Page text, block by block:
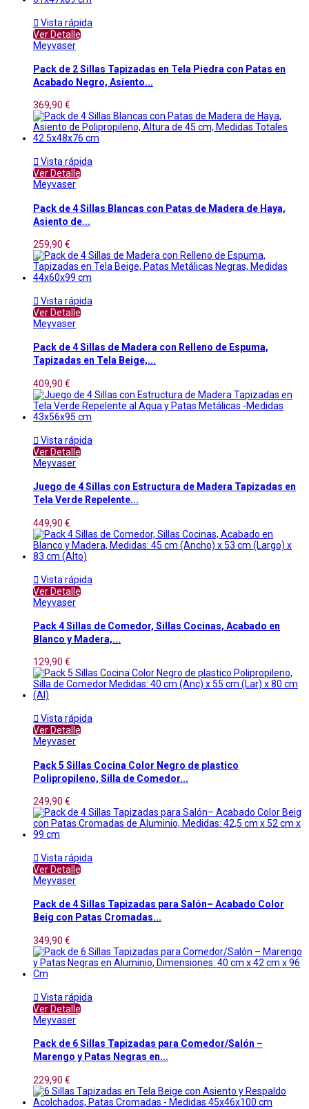
 Vista rápida
Ver Detalle
Meyvaser
Pack de 2 Sillas Tapizadas en Tela Piedra con Patas en
Acabado Negro, Asiento...
369,90 €
 Vista rápida
Ver Detalle
Meyvaser
Pack de 4 Sillas Blancas con Patas de Madera de Haya,
Asiento de...
259,90 €
 Vista rápida
Ver Detalle
Meyvaser
Pack de 4 Sillas de Madera con Relleno de Espuma,
Tapizadas en Tela Beige,...
409,90 €
 Vista rápida
Ver Detalle
Meyvaser
Juego de 4 Sillas con Estructura de Madera Tapizadas en
Tela Verde Repelente...
449,90 €
 Vista rápida
Ver Detalle
Meyvaser
Pack 4 Sillas de Comedor, Sillas Cocinas, Acabado en
Blanco y Madera,...
129,90 €
 Vista rápida
Ver Detalle
Meyvaser
Pack 5 Sillas Cocina Color Negro de plastico
Polipropileno, Silla de Comedor...
249,90 €
 Vista rápida
Ver Detalle
Meyvaser
Pack de 4 Sillas Tapizadas para Salón– Acabado Color
Beig con Patas Cromadas...
349,90 €
 Vista rápida
Ver Detalle
Meyvaser
Pack de 6 Sillas Tapizadas para Comedor/Salón –
Marengo y Patas Negras en...
229,90 €